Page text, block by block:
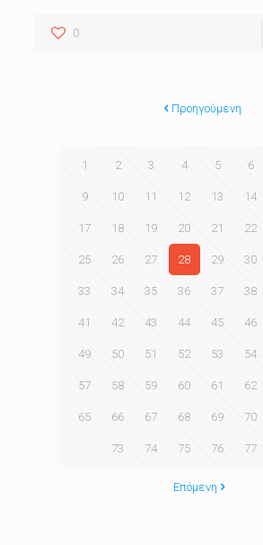
0
Προηγούμενη
1 2 3 4 5 6
9 10 11 12 13 14
17 18 19 20 21 22
25 26 27 28 29 30
33 34 35 36 37 38
41 42 43 44 45 46
49 50 51 52 53 54
57 58 59 60 61 62
65 66 67 68 69 70
73 74 75 76 77
Επόμενη